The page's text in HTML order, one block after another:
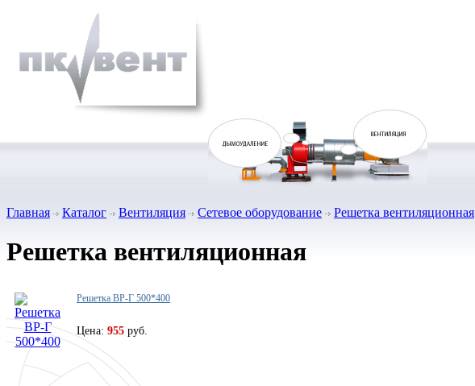
Главная Каталог Вентиляция Сетевое оборудование Решетка вентиляционная
Решетка вентиляционная
Решетка ВР-Г 500*400
Цена: 955 руб.